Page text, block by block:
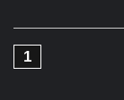
1